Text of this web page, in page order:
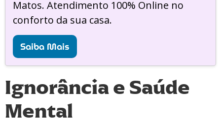
Matos. Atendimento 100% Online no
conforto da sua casa.
Saiba Mais
Ignorância e Saúde
Mental